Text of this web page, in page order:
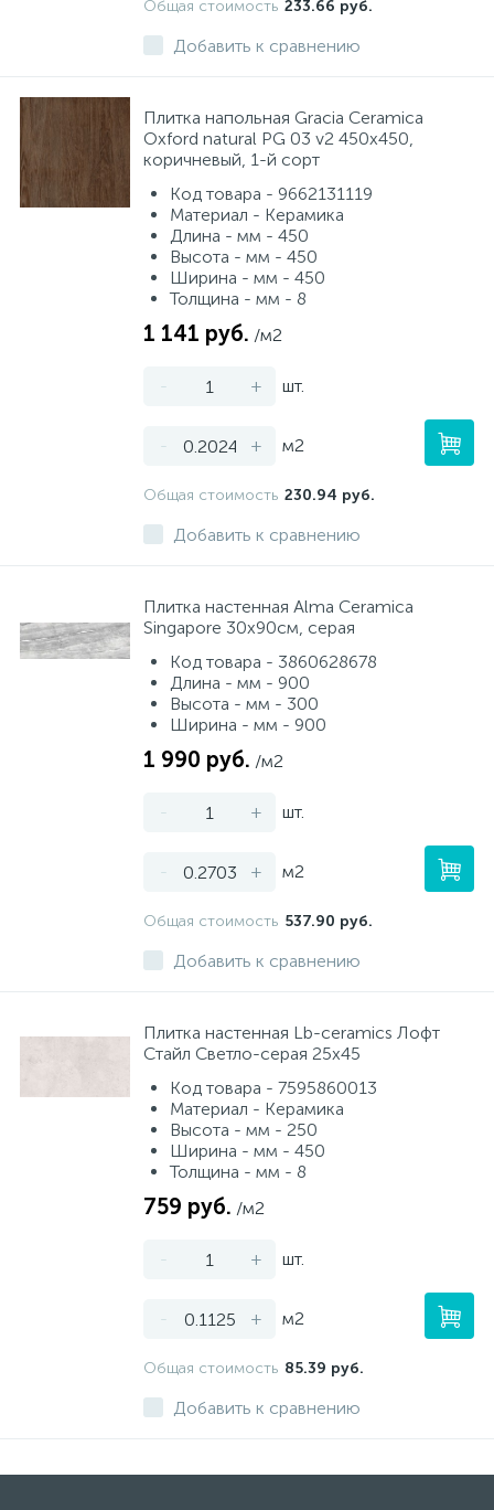
Общая стоимость 233.66 руб.
Добавить к сравнению
Плитка напольная Gracia Ceramica
Oxford natural PG 03 v2 450x450,
коричневый, 1-й сорт
Код товара - 9662131119
Материал - Керамика
Длина - мм - 450
Высота - мм - 450
Ширина - мм - 450
Толщина - мм - 8
1 141 руб. /м2
- + шт.
- + м2
Общая стоимость 230.94 руб.
Добавить к сравнению
Плитка настенная Alma Ceramica
Singapore 30х90см, серая
Код товара - 3860628678
Длина - мм - 900
Высота - мм - 300
Ширина - мм - 900
1 990 руб. /м2
- + шт.
- + м2
Общая стоимость 537.90 руб.
Добавить к сравнению
Плитка настенная Lb-ceramics Лофт
Стайл Свeтлo-ceрaя 25х45
Код товара - 7595860013
Материал - Керамика
Высота - мм - 250
Ширина - мм - 450
Толщина - мм - 8
759 руб. /м2
- + шт.
- + м2
Общая стоимость 85.39 руб.
Добавить к сравнению